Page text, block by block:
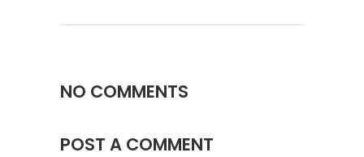
NO COMMENTS
POST A COMMENT